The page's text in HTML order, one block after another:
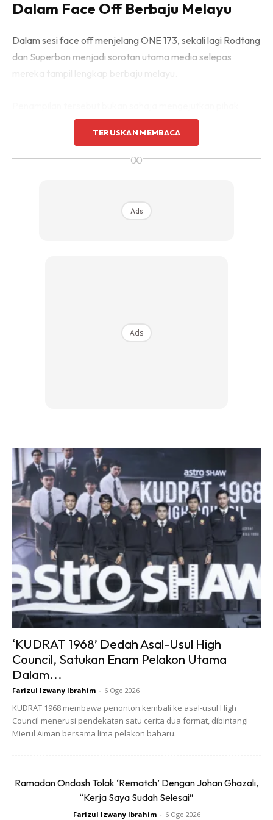
Dalam Face Off Berbaju Melayu
Dalam sesi face off menjelang ONE 173, sekali lagi Rodtang
dan Superbon menjadi sorotan utama media selepas
mereka tampil lengkap berbaju melayu.
media antarabangsa, malah mencetuskan perbualan
hangat dalam kalangan peminat kerana ia membawa
elemen budaya Malaysia ke pentas global.
Exclusive, yang semakin mendapat perhatian kerana
keberaniannya menampilkan reka bentuk moden
Lebih menarik, pengasas Elrah Exclusive, El Azman, turut
berada di Jepun bagi memastikan setiap butiran
penampilan Superbon berada dalam keadaan sempurna.
Kehadirannya pada acara ini menunjukkan komitmen
jenama tersebut dalam mengangkat martabat pakaian
tradisi Malaysia pada peringkat global.
TERUSKAN MEMBACA
∞
Ads
Ads
‘KUDRAT 1968’ Dedah Asal-Usul High
Council, Satukan Enam Pelakon Utama
Dalam...
Farizul Izwany Ibrahim - 6 Ogo 2026
KUDRAT 1968 membawa penonton kembali ke asal-usul High
Council menerusi pendekatan satu cerita dua format, dibintangi
Mierul Aiman bersama lima pelakon baharu.
Ramadan Ondash Tolak ‘Rematch’ Dengan Johan Ghazali,
“Kerja Saya Sudah Selesai”
Farizul Izwany Ibrahim - 6 Ogo 2026